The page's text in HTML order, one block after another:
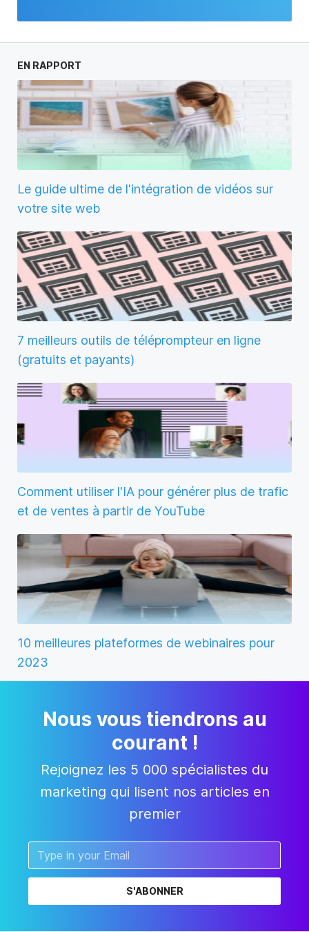
EN RAPPORT
Le guide ultime de l'intégration de vidéos sur
votre site web
7 meilleurs outils de téléprompteur en ligne
(gratuits et payants)
Comment utiliser l'IA pour générer plus de trafic
et de ventes à partir de YouTube
10 meilleures plateformes de webinaires pour
2023
Nous vous tiendrons au
courant !
Rejoignez les 5 000 spécialistes du
marketing qui lisent nos articles en
premier
S'ABONNER